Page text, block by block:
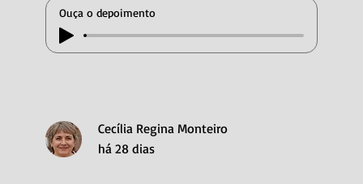
Ouça o depoimento
Cecília Regina Monteiro
há 28 dias